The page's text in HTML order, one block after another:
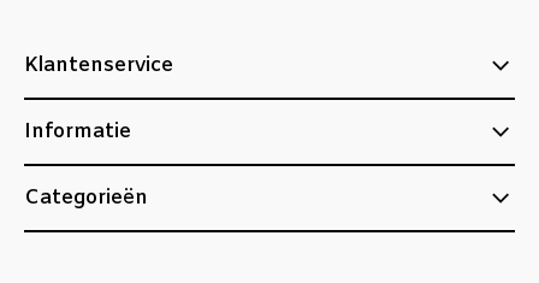
Klantenservice
Informatie
Categorieën